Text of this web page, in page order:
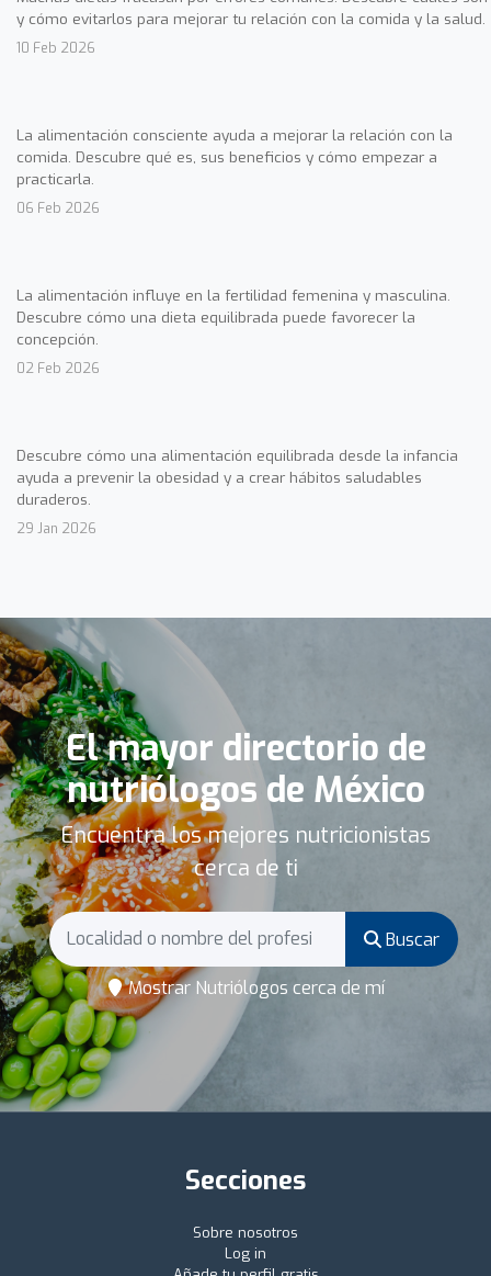
y cómo evitarlos para mejorar tu relación con la comida y la salud.
10 Feb 2026
La alimentación consciente ayuda a mejorar la relación con la
comida. Descubre qué es, sus beneficios y cómo empezar a
practicarla.
06 Feb 2026
La alimentación influye en la fertilidad femenina y masculina.
Descubre cómo una dieta equilibrada puede favorecer la
concepción.
02 Feb 2026
Descubre cómo una alimentación equilibrada desde la infancia
ayuda a prevenir la obesidad y a crear hábitos saludables
duraderos.
29 Jan 2026
El mayor directorio de
nutriólogos de México
Encuentra los mejores nutricionistas
cerca de ti
Buscar
Mostrar Nutriólogos cerca de mí
Secciones
Sobre nosotros
Log in